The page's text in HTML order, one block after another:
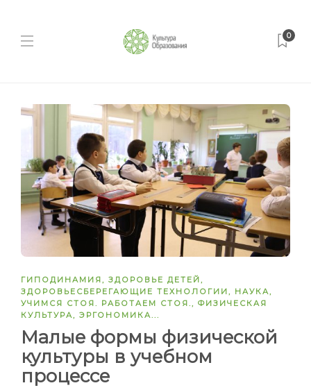
0
ГИПОДИНАМИЯ , ЗДОРОВЬЕ ДЕТЕЙ ,
ЗДОРОВЬЕСБЕРЕГАЮЩИЕ ТЕХНОЛОГИИ , НАУКА ,
УЧИМСЯ СТОЯ. РАБОТАЕМ СТОЯ. , ФИЗИЧЕСКАЯ
КУЛЬТУРА , ЭРГОНОМИКА
Малые формы физической
культуры в учебном
процессе